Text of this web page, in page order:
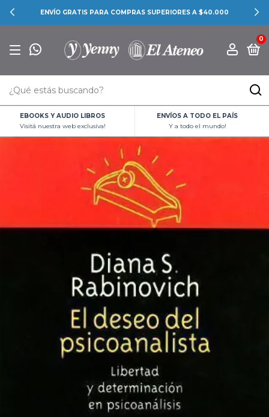
ENVÍO GRATIS PARA COMPRAS SUPERIORES A $40.000
0
EBOOKS Y AUDIO LIBROS
Visitá nuestra web exclusiva!
ENVÍOS A TODO EL PAÍS
Y a todo el mundo!